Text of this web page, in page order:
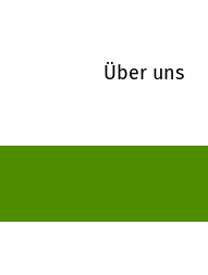
Über uns